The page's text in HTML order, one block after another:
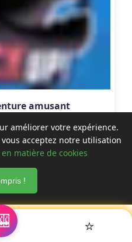
amusant
⭐
améliorer votre expérience.
acceptez notre utilisation
matière de cookies
!